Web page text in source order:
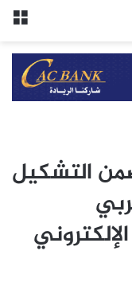
التشكيل